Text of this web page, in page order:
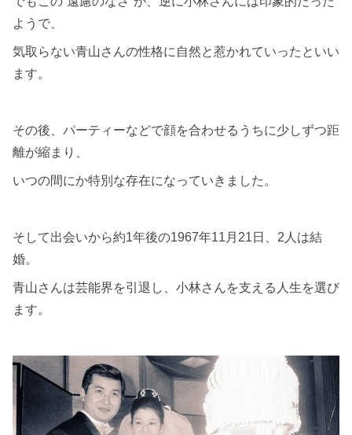
ようで、
気取らない青山さんの性格に自然と惹かれていったといい
ます。
その後、パーティーなどで顔を合わせるうちに少しずつ距
離が縮まり、
いつの間にか特別な存在になっていきました。
そして出会いから約1年後の1967年11月21日、2人は結
婚。
青山さんは芸能界を引退し、小林さんを支える人生を選び
ます。